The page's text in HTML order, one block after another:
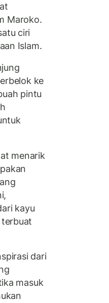
Maroko.
ciri
Islam.
ke
pintu
menarik
kayu
dari
masuk